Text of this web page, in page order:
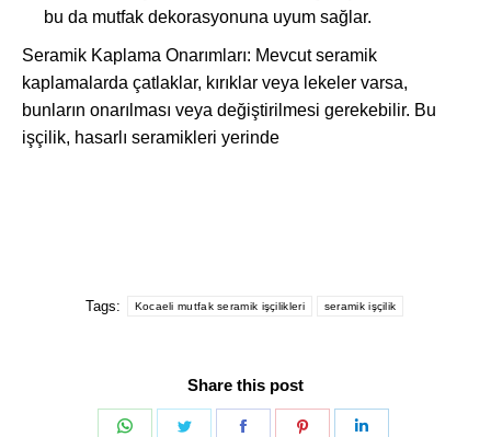
bu da mutfak dekorasyonuna uyum sağlar.
Seramik Kaplama Onarımları: Mevcut seramik
kaplamalarda çatlaklar, kırıklar veya lekeler varsa,
bunların onarılması veya değiştirilmesi gerekebilir. Bu
işçilik, hasarlı seramikleri yerinde
Tags: Kocaeli mutfak seramik işçilikleri seramik işçilik
Share this post
Share
Share
Share
Share